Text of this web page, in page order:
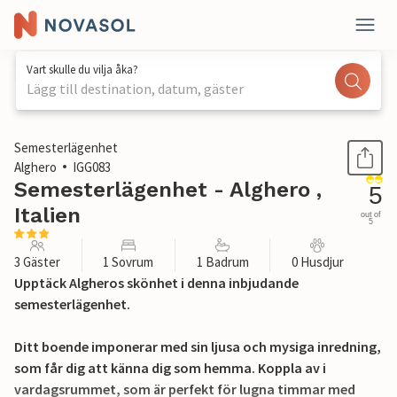
Vart skulle du vilja åka?
Lägg till destination, datum, gäster
1 / 26
Semesterlägenhet
Alghero
IGG083
Semesterlägenhet - Alghero ,
Italien
5
out of
5
3 Gäster 1 Sovrum 1 Badrum 0 Husdjur
Upptäck Algheros skönhet i denna inbjudande
semesterlägenhet.
Ditt boende imponerar med sin ljusa och mysiga inredning,
som får dig att känna dig som hemma. Koppla av i
vardagsrummet, som är perfekt för lugna timmar med